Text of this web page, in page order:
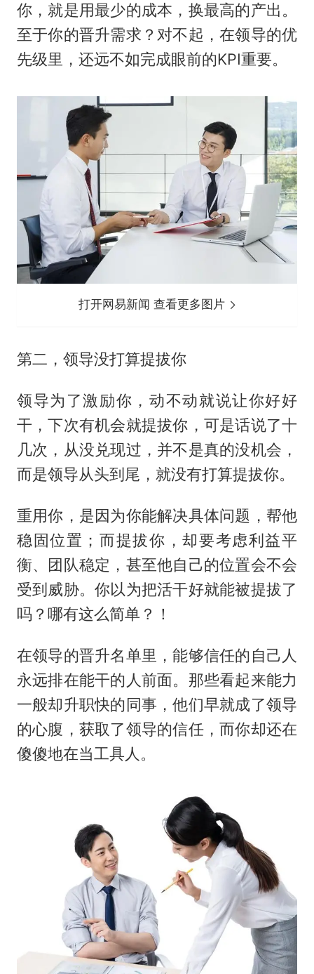
你，就是用最少的成本，换最高的产出。
至于你的晋升需求？对不起，在领导的优
先级里，还远不如完成眼前的KPI重要。
打开网易新闻 查看更多图片
第二，领导没打算提拔你
领导为了激励你，动不动就说让你好好
干，下次有机会就提拔你，可是话说了十
几次，从没兑现过，并不是真的没机会，
而是领导从头到尾，就没有打算提拔你。
重用你，是因为你能解决具体问题，帮他
稳固位置；而提拔你，却要考虑利益平
衡、团队稳定，甚至他自己的位置会不会
受到威胁。你以为把活干好就能被提拔了
吗？哪有这么简单？！
在领导的晋升名单里，能够信任的自己人
永远排在能干的人前面。那些看起来能力
一般却升职快的同事，他们早就成了领导
的心腹，获取了领导的信任，而你却还在
傻傻地在当工具人。